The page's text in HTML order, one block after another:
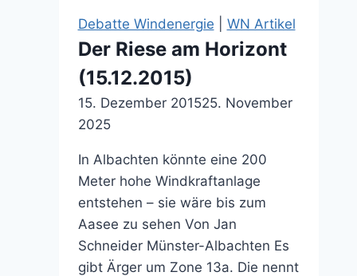
Debatte Windenergie WN Artikel
Der Riese am Horizont
(15.12.2015)
15. Dezember 201525. November
2025
In Albachten könnte eine 200
Meter hohe Windkraftanlage
entstehen – sie wäre bis zum
Aasee zu sehen Von Jan
Schneider Münster-Albachten Es
gibt Ärger um Zone 13a. Die nennt